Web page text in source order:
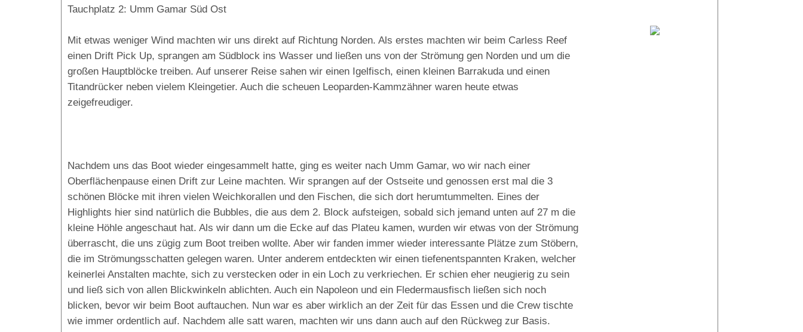
Tauchplatz 2: Umm Gamar Süd Ost
Mit etwas weniger Wind machten wir uns direkt auf Richtung Norden. Als erstes machten wir beim Carless Reef
einen Drift Pick Up, sprangen am Südblock ins Wasser und ließen uns von der Strömung gen Norden und um die
großen Hauptblöcke treiben. Auf unserer Reise sahen wir einen Igelfisch, einen kleinen Barrakuda und einen
Titandrücker neben vielem Kleingetier. Auch die scheuen Leoparden-Kammzähner waren heute etwas
zeigefreudiger.
Nachdem uns das Boot wieder eingesammelt hatte, ging es weiter nach Umm Gamar, wo wir nach einer
Oberflächenpause einen Drift zur Leine machten. Wir sprangen auf der Ostseite und genossen erst mal die 3
schönen Blöcke mit ihren vielen Weichkorallen und den Fischen, die sich dort herumtummelten. Eines der
Highlights hier sind natürlich die Bubbles, die aus dem 2. Block aufsteigen, sobald sich jemand unten auf 27 m die
kleine Höhle angeschaut hat. Als wir dann um die Ecke auf das Plateu kamen, wurden wir etwas von der Strömung
überrascht, die uns zügig zum Boot treiben wollte. Aber wir fanden immer wieder interessante Plätze zum Stöbern,
die im Strömungsschatten gelegen waren. Unter anderem entdeckten wir einen tiefenentspannten Kraken, welcher
keinerlei Anstalten machte, sich zu verstecken oder in ein Loch zu verkriechen. Er schien eher neugierig zu sein
und ließ sich von allen Blickwinkeln ablichten. Auch ein Napoleon und ein Fledermausfisch ließen sich noch
blicken, bevor wir beim Boot auftauchen. Nun war es aber wirklich an der Zeit für das Essen und die Crew tischte
wie immer ordentlich auf. Nachdem alle satt waren, machten wir uns dann auch auf den Rückweg zur Basis.